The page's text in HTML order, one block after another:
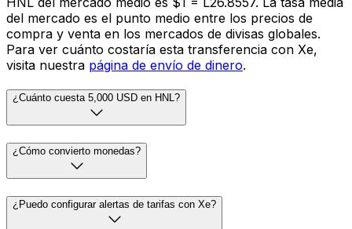
del mercado es el punto medio entre los precios de
compra y venta en los mercados de divisas globales.
Para ver cuánto costaría esta transferencia con Xe,
visita nuestra página de envío de dinero.
¿Cuánto cuesta 5,000 USD en HNL?
¿Cómo convierto monedas?
¿Puedo configurar alertas de tarifas con Xe?